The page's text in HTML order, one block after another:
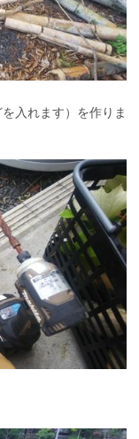
入れます）を作りま